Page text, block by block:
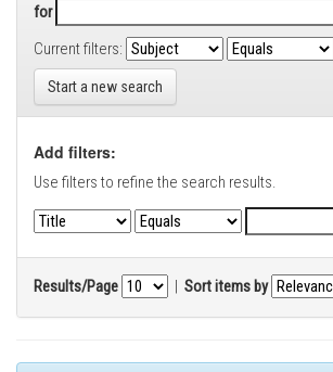
for
Current filters:
Start a new search
Add filters:
Use filters to refine the search results.
Results/Page | Sort items by